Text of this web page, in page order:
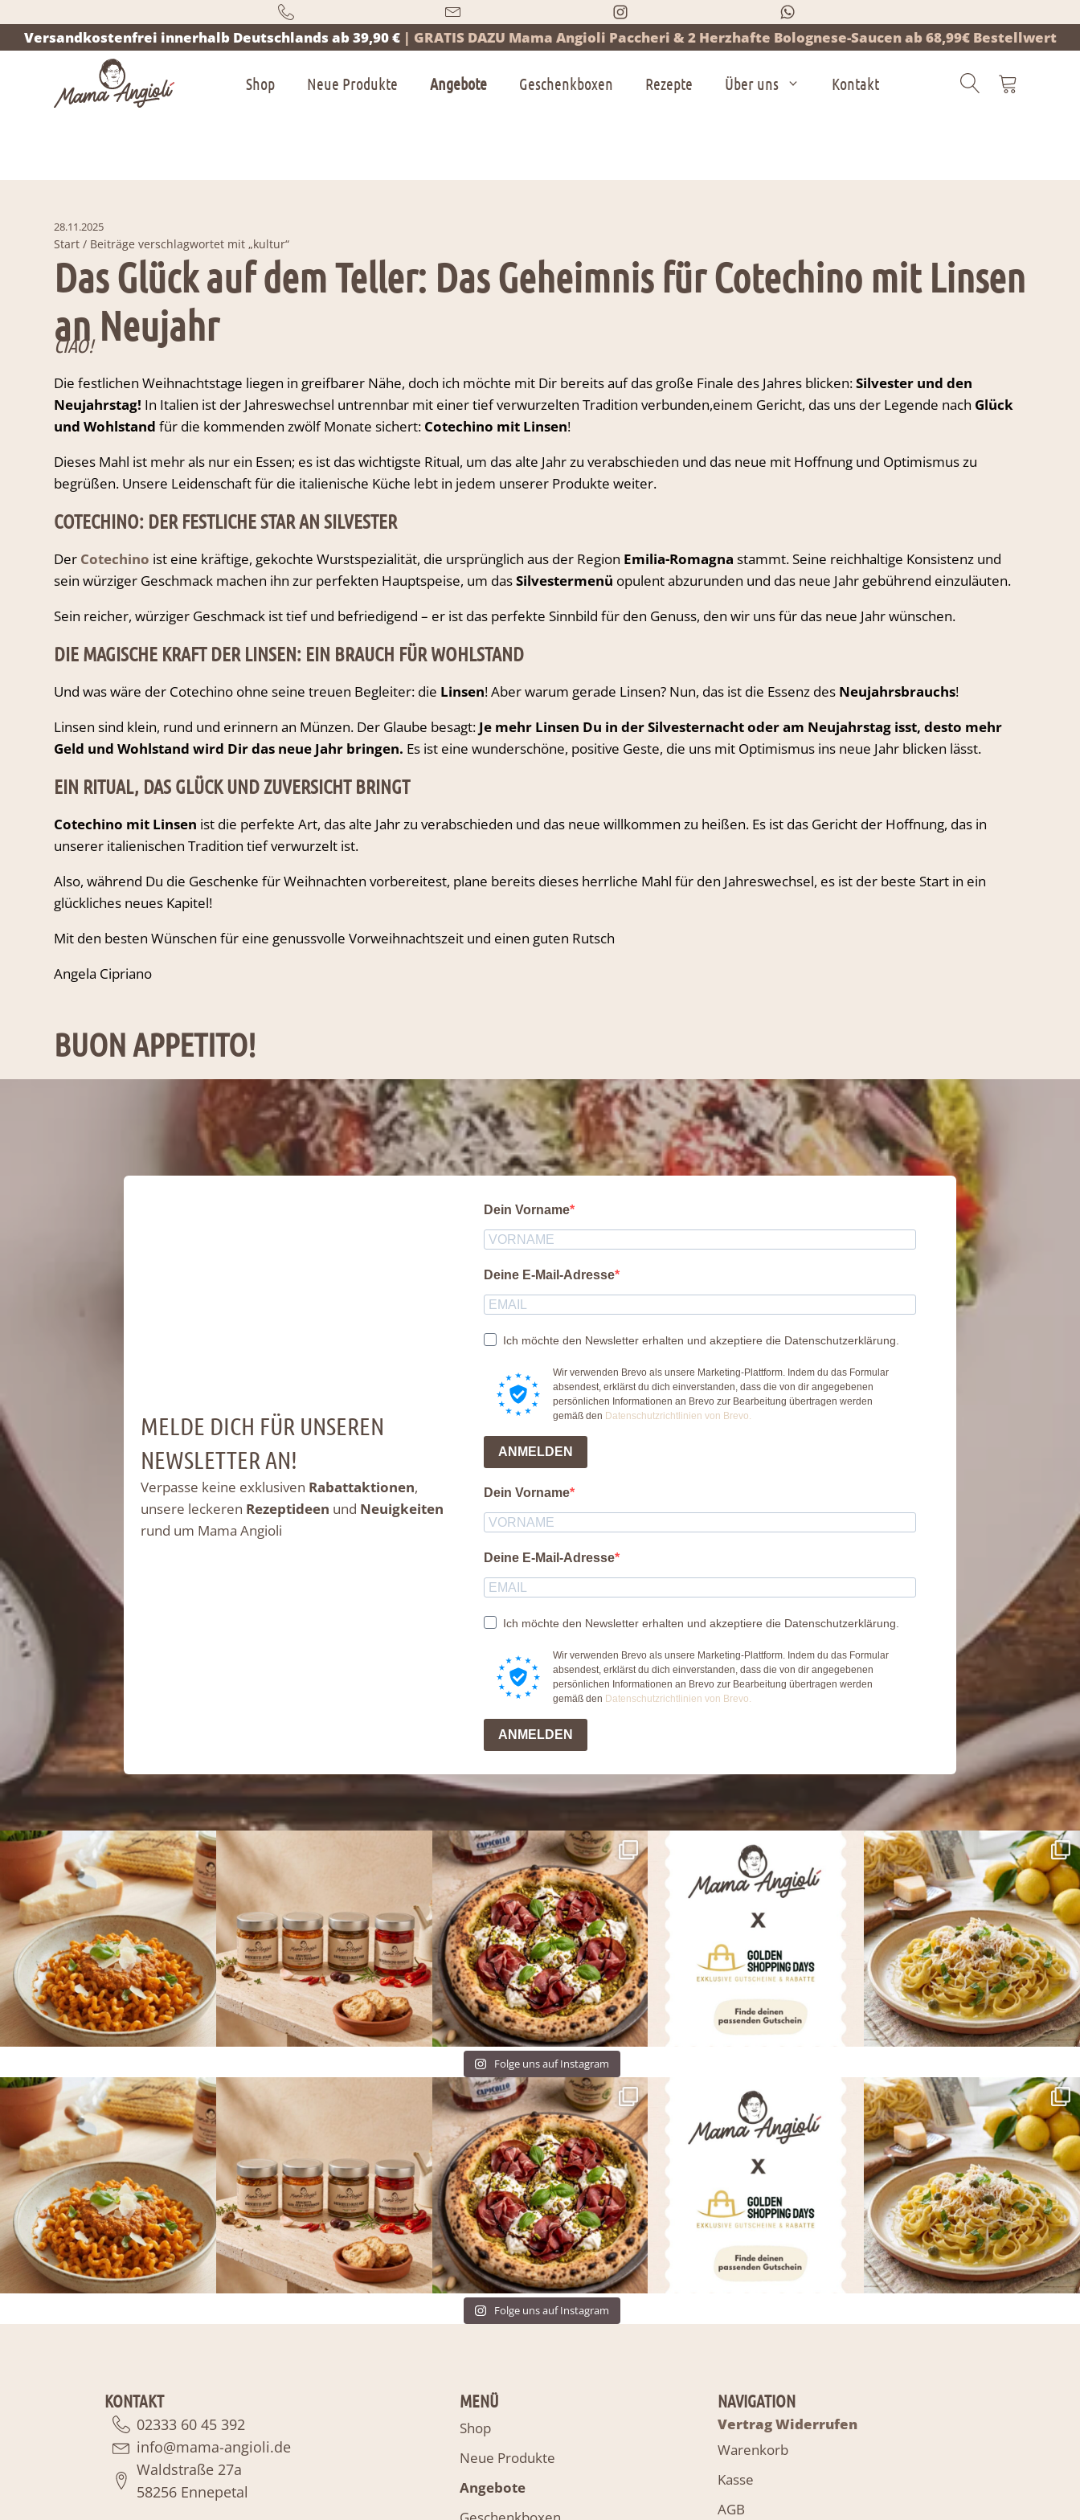
Versandkostenfrei innerhalb Deutschlands ab 39,90 € | GRATIS DAZU Mama Angioli Paccheri & 2 Herzhafte Bolognese-Saucen ab 68,99€ Bestellwert
Shop Neue Produkte Angebote Geschenkboxen Rezepte Über uns Kontakt
Products
Start / Beiträge verschlagwortet mit „kultur“
Das Glück auf dem Teller: Das Geheimnis für Cotechino mit Linsen
an Neujahr
28.11.2025
CIAO!
Die festlichen Weihnachtstage liegen in greifbarer Nähe, doch ich möchte mit Dir bereits auf das große Finale des Jahres blicken:Silvester und den
Neujahrstag! In Italien ist der Jahreswechsel untrennbar mit einer tief verwurzelten Tradition verbunden,einem Gericht, das uns der Legende nach Glück
und Wohlstand für die kommenden zwölf Monate sichert: Cotechino mit Linsen!
Dieses Mahl ist mehr als nur ein Essen; es ist das wichtigste Ritual, um das alte Jahr zu verabschieden und das neue mit Hoffnung und Optimismus zu
begrüßen. Unsere Leidenschaft für die italienische Küche lebt in jedem unserer Produkte weiter.
COTECHINO: DER FESTLICHE STAR AN SILVESTER
Der Cotechino ist eine kräftige, gekochte Wurstspezialität, die ursprünglich aus der Region Emilia-Romagna stammt. Seine reichhaltige Konsistenz und
sein würziger Geschmack machen ihn zur perfekten Hauptspeise, um dasSilvestermenü opulent abzurunden und das neue Jahr gebührend einzuläuten.
Sein reicher, würziger Geschmack ist tief und befriedigend – er ist das perfekte Sinnbild für den Genuss, den wir uns für das neue Jahr wünschen.
DIE MAGISCHE KRAFT DER LINSEN: EIN BRAUCH FÜR WOHLSTAND
Und was wäre der Cotechino ohne seine treuen Begleiter: die Linsen! Aber warum gerade Linsen? Nun, das ist die Essenz des Neujahrsbrauchs!
Linsen sind klein, rund und erinnern an Münzen. Der Glaube besagt: Je mehr Linsen Du in der Silvesternacht oder am Neujahrstag isst, desto mehr
Geld und Wohlstand wird Dir das neue Jahr bringen. Es ist eine wunderschöne, positive Geste, die uns mit Optimismus ins neue Jahr blicken lässt.
EIN RITUAL, DAS GLÜCK UND ZUVERSICHT BRINGT
Cotechino mit Linsen ist die perfekte Art, das alte Jahr zu verabschieden und das neue willkommen zu heißen. Es ist das Gericht der Hoffnung, das in
unserer italienischen Tradition tief verwurzelt ist.
Also, während Du die Geschenke für Weihnachten vorbereitest, plane bereits dieses herrliche Mahl für den Jahreswechsel, es ist der beste Start in ein
glückliches neues Kapitel!
Mit den besten Wünschen für eine genussvolle Vorweihnachtszeit und einen guten Rutsch
Angela Cipriano
BUON APPETITO!
MELDE DICH FÜR UNSEREN
NEWSLETTER AN!
Verpasse keine exklusiven Rabattaktionen,
unsere leckeren Rezeptideen und Neuigkeiten
rund um Mama Angioli
Dein Vorname
Deine E-Mail-Adresse
Ich möchte den Newsletter erhalten und akzeptiere die Datenschutzerklärung.
Wir verwenden Brevo als unsere Marketing-Plattform. Indem du das Formular
absendest, erklärst du dich einverstanden, dass die von dir angegebenen
persönlichen Informationen an Brevo zur Bearbeitung übertragen werden
gemäß den Datenschutzrichtlinien von Brevo.
ANMELDEN
Dein Vorname
Deine E-Mail-Adresse
Ich möchte den Newsletter erhalten und akzeptiere die Datenschutzerklärung.
Wir verwenden Brevo als unsere Marketing-Plattform. Indem du das Formular
absendest, erklärst du dich einverstanden, dass die von dir angegebenen
persönlichen Informationen an Brevo zur Bearbeitung übertragen werden
gemäß den Datenschutzrichtlinien von Brevo.
ANMELDEN
Folge uns auf Instagram
Folge uns auf Instagram
KONTAKT
02333 60 45 392
info@mama-angioli.de
Waldstraße 27a
58256 Ennepetal
MENÜ
Shop
Neue Produkte
Angebote
NAVIGATION
Vertrag Widerrufen
Warenkorb
Kasse
AGB